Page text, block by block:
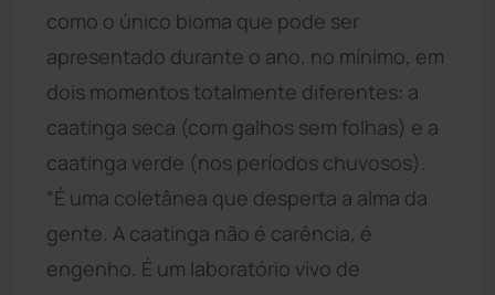
como o único bioma que pode ser
apresentado durante o ano, no mínimo, em
dois momentos totalmente diferentes: a
caatinga seca (com galhos sem folhas) e a
caatinga verde (nos períodos chuvosos).
“É uma coletânea que desperta a alma da
gente. A caatinga não é carência, é
engenho. É um laboratório vivo de